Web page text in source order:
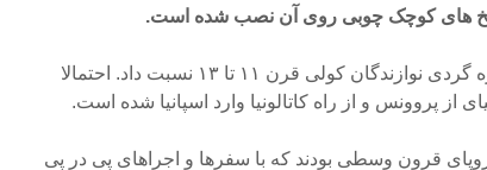
های کوچک چوبی روی آن نصب شده است.
محبوبیت گیتار را می توان به طبع دوره گردی نوازندگان کولی قرن ۱۱ تا ۱۳ نسبت داد. احتمالا
از پروونس و از راه کاتالونیا وارد اسپانیا شده است.
قرون وسطی بودند که با سفرها و اجراهای پی در پی